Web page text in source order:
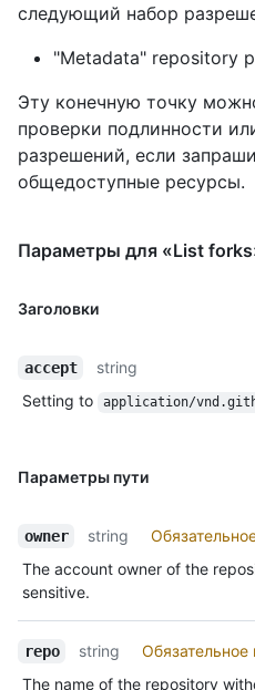
следующий набор
"Metadata" repository
Эту конечную точку
проверки подлинности
разрешений, если
общедоступные ресурсы.
Параметры для «List
Заголовки
accept
string
Setting to
application/
Параметры пути
owner string
The account owner of the
sensitive.
repo string
Обязательное
The name of the repository